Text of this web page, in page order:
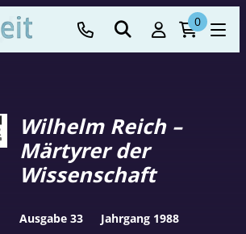
0
Wilhelm Reich –
Märtyrer der
Wissenschaft
Ausgabe 33 Jahrgang 1988